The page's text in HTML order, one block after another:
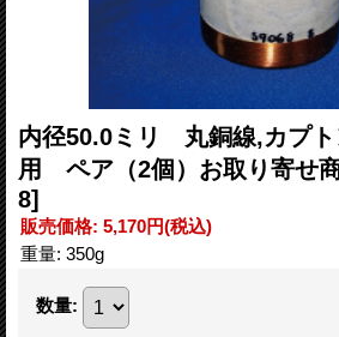
内径50.0ミリ 丸銅線,カプ
用 ペア（2個）お取り寄せ
8]
販売価格: 5,170円(税込)
重量: 350g
数量: